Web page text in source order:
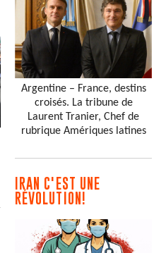
Argentine – France, destins
croisés. La tribune de
Laurent Tranier, Chef de
rubrique Amériques latines
IRAN C'EST UNE
RÉVOLUTION!